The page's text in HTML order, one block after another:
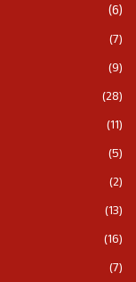
(6)
(7)
(9)
(28)
(11)
(5)
(2)
(13)
(16)
(7)